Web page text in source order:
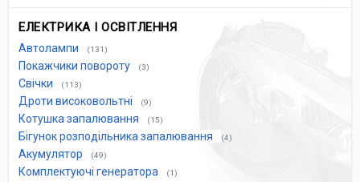
ЕЛЕКТРИКА І ОСВІТЛЕННЯ
Автолампи (131)
Покажчики повороту (3)
Свічки (113)
Дроти високовольтні (9)
Котушка запалювання (15)
Бігунок розподільника запалювання (4)
Акумулятор (49)
Комплектуючі генератора (1)